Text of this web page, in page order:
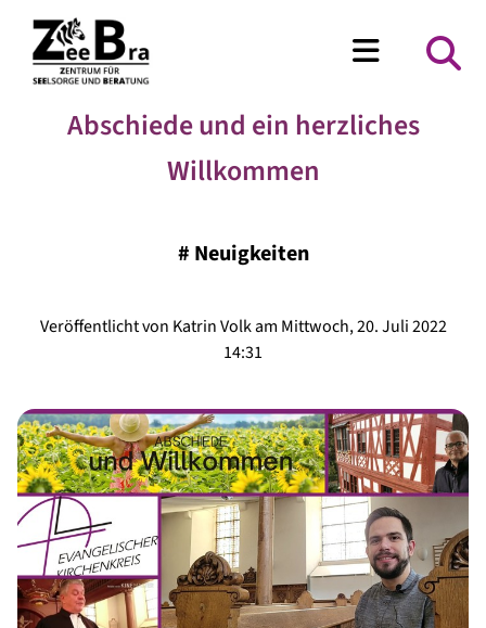
Abschiede und ein herzliches
Willkommen
# Neuigkeiten
Veröffentlicht von Katrin Volk am Mittwoch, 20. Juli 2022
14:31